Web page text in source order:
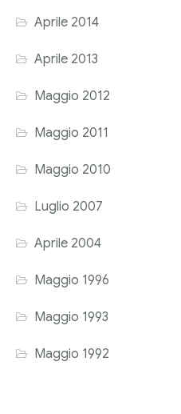
Aprile 2014
Aprile 2013
Maggio 2012
Maggio 2011
Maggio 2010
Luglio 2007
Aprile 2004
Maggio 1996
Maggio 1993
Maggio 1992